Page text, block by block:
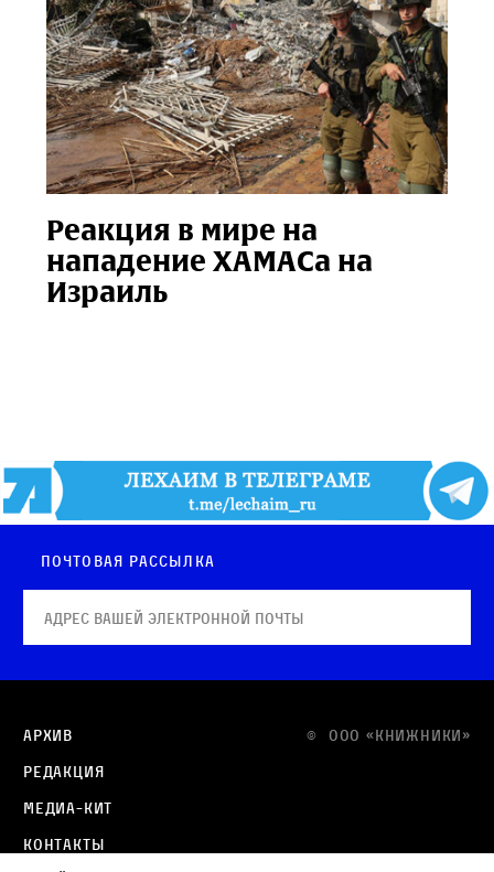
Реакция в мире на
нападение ХАМАСа на
Израиль
Почтовая рассылка
© OOO «КНИЖНИКИ»
Архив
Редакция
Медиа-кит
Контакты